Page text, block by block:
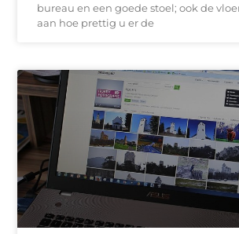
bureau en een goede stoel; ook de
aan hoe prettig u er de